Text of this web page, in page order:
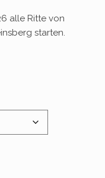
alle Ritte von
starten.
Tagesritt – August